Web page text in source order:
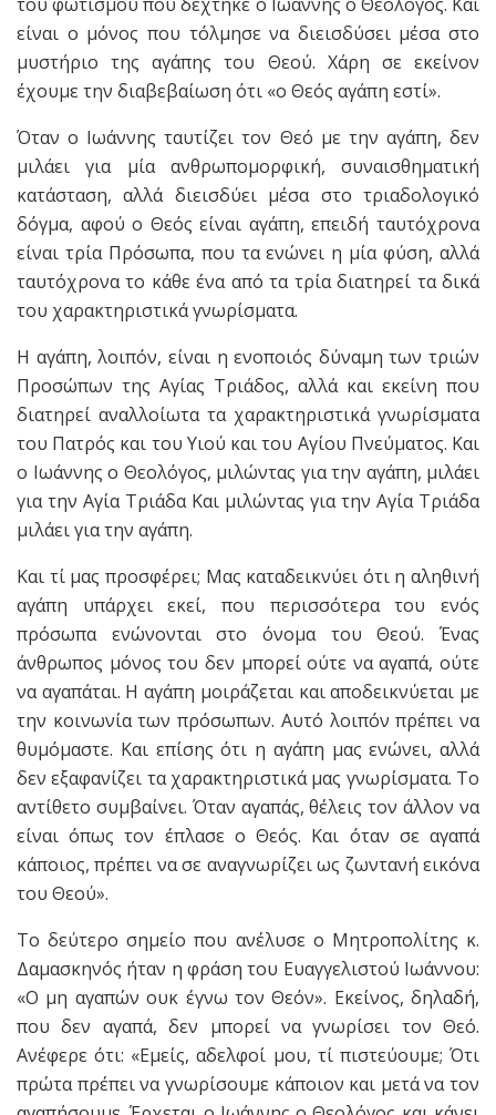
του φωτισμού που δέχτηκε ο Ιωάννης ο Θεολόγος. Και
είναι ο μόνος που τόλμησε να διεισδύσει μέσα στο
μυστήριο της αγάπης του Θεού. Χάρη σε εκείνον
έχουμε την διαβεβαίωση ότι «ο Θεός αγάπη εστί».
Όταν ο Ιωάννης ταυτίζει τον Θεό με την αγάπη, δεν
μιλάει για μία ανθρωπομορφική, συναισθηματική
κατάσταση, αλλά διεισδύει μέσα στο τριαδολογικό
δόγμα, αφού ο Θεός είναι αγάπη, επειδή ταυτόχρονα
είναι τρία Πρόσωπα, που τα ενώνει η μία φύση, αλλά
ταυτόχρονα το κάθε ένα από τα τρία διατηρεί τα δικά
του χαρακτηριστικά γνωρίσματα.
Η αγάπη, λοιπόν, είναι η ενοποιός δύναμη των τριών
Προσώπων της Αγίας Τριάδος, αλλά και εκείνη που
διατηρεί αναλλοίωτα τα χαρακτηριστικά γνωρίσματα
του Πατρός και του Υιού και του Αγίου Πνεύματος. Και
ο Ιωάννης ο Θεολόγος, μιλώντας για την αγάπη, μιλάει
για την Αγία Τριάδα Και μιλώντας για την Αγία Τριάδα
μιλάει για την αγάπη.
Και τί μας προσφέρει; Μας καταδεικνύει ότι η αληθινή
αγάπη υπάρχει εκεί, που περισσότερα του ενός
πρόσωπα ενώνονται στο όνομα του Θεού. Ένας
άνθρωπος μόνος του δεν μπορεί ούτε να αγαπά, ούτε
να αγαπάται. Η αγάπη μοιράζεται και αποδεικνύεται με
την κοινωνία των πρόσωπων. Αυτό λοιπόν πρέπει να
θυμόμαστε. Και επίσης ότι η αγάπη μας ενώνει, αλλά
δεν εξαφανίζει τα χαρακτηριστικά μας γνωρίσματα. Το
αντίθετο συμβαίνει. Όταν αγαπάς, θέλεις τον άλλον να
είναι όπως τον έπλασε ο Θεός. Και όταν σε αγαπά
κάποιος, πρέπει να σε αναγνωρίζει ως ζωντανή εικόνα
του Θεού».
Το δεύτερο σημείο που ανέλυσε ο Μητροπολίτης κ.
Δαμασκηνός ήταν η φράση του Ευαγγελιστού Ιωάννου:
«Ο μη αγαπών ουκ έγνω τον Θεόν». Εκείνος, δηλαδή,
που δεν αγαπά, δεν μπορεί να γνωρίσει τον Θεό.
Ανέφερε ότι: «Εμείς, αδελφοί μου, τί πιστεύουμε; Ότι
πρώτα πρέπει να γνωρίσουμε κάποιον και μετά να τον